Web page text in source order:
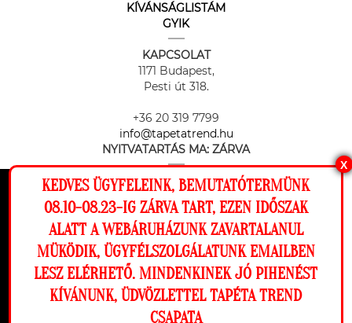
Ez a weboldal cookie-kat használ, hogy a
lehető legjobb élményt nyújtsa honlapunkon.
Beállítások
Elutasítom Engedélyezem
KÍVÁNSÁGLISTÁM
GYIK
KAPCSOLAT
1171 Budapest,
Pesti út 318.
+36 20 319 7799
info@tapetatrend.hu
NYITVATARTÁS MA: ZÁRVA
Az online fizetést a Barion Payment Zrt. biztosítja, MNB engedély
száma: H-EN-I-1064/2013
X
KEDVES ÜGYFELEINK, BEMUTATÓTERMÜNK
08.10-08.23-IG ZÁRVA TART, EZEN IDŐSZAK
ALATT A WEBÁRUHÁZUNK ZAVARTALANUL
MÜKÖDIK, ÜGYFÉLSZOLGÁLATUNK EMAILBEN
LESZ ELÉRHETŐ. MINDENKINEK JÓ PIHENÉST
KÍVÁNUNK, ÜDVÖZLETTEL TAPÉTA TREND
CSAPATA